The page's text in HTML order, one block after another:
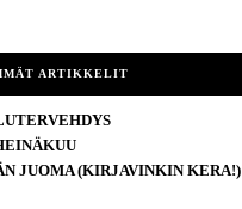
ARTIKKELIT
JUOMA (KIRJAVINKIN KERA!)